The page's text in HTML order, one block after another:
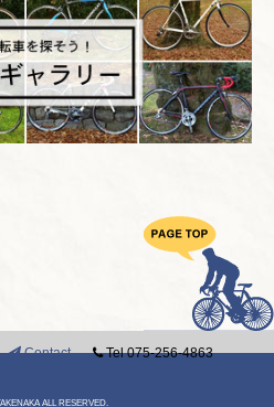
Contact Tel 075-256-4863
ALL RESERVED.